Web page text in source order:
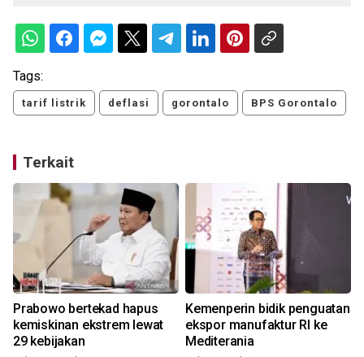
Tags:
tarif listrik deflasi gorontalo BPS Gorontalo
Terkait
Prabowo bertekad hapus
kemiskinan ekstrem lewat
29 kebijakan
Kemenperin bidik penguatan
ekspor manufaktur RI ke
Mediterania